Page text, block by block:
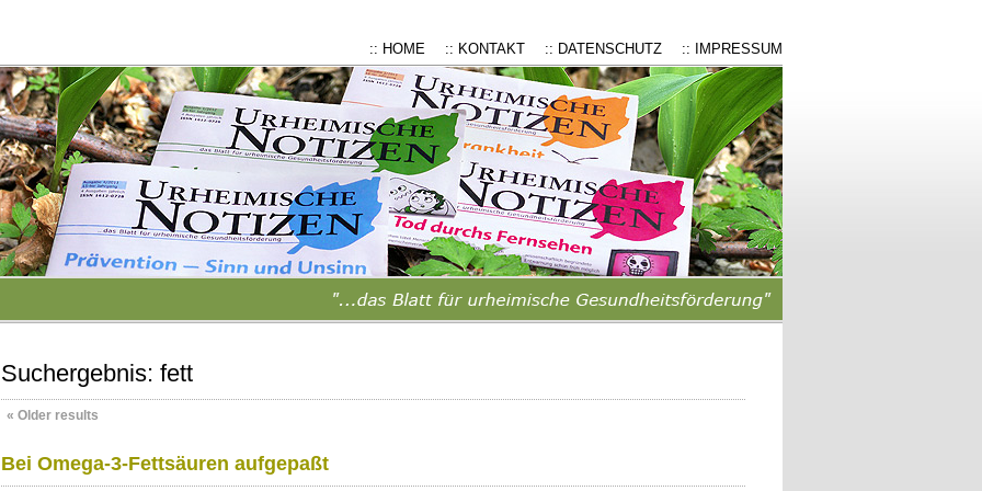
:: HOME :: KONTAKT :: DATENSCHUTZ :: IMPRESSUM
Suchergebnis: fett
« Older results
Bei Omega-3-Fettsäuren aufgepaßt